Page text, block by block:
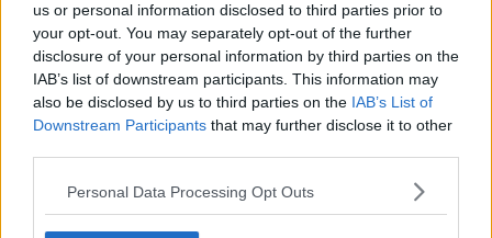
us or personal information disclosed to third parties prior to
your opt-out. You may separately opt-out of the further
disclosure of your personal information by third parties on the
IAB’s list of downstream participants. This information may
also be disclosed by us to third parties on the IAB’s List of
Downstream Participants that may further disclose it to other
Personal Data Processing Opt Outs
Ad indicare se si tratta di un giorno a rischio saranno le mappe
pubblicate sul sito Worklimate3.0a questo link.
Vale l’indicazione relativa alle ore 12: se il livello di rischio è “alto”,
può scattare il divieto.
pubblica utilità, di protezione civile e o di salvaguardia della
pubblica incolumità, purché comunque siano messe in atto idonee